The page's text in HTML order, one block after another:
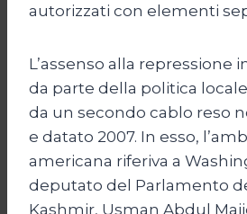
autorizzati con elementi
L’assenso alla repressione
da parte della politica
da un secondo cablo reso
e datato 2007. In esso,
americana riferiva a
deputato del Parlamento
Kashmir, Usman Abdul